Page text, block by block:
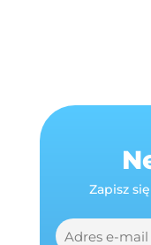
Zapisz